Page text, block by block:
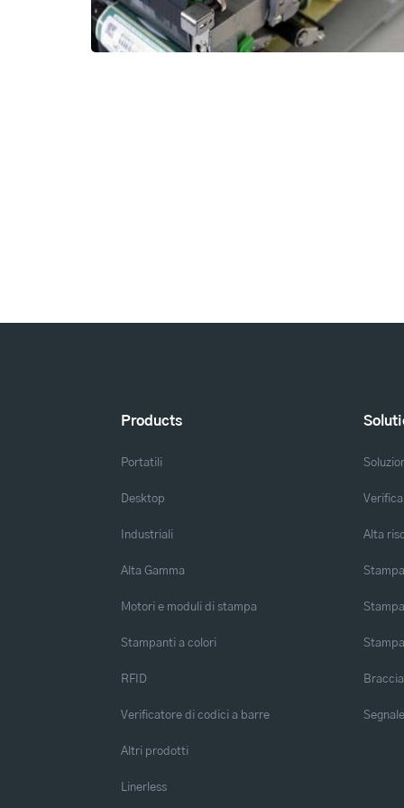
Products
Portatili
Desktop
Industriali
Alta Gamma
Motori e moduli di stampa
Stampanti a colori
RFID
Verificatore di codici a barre
Altri prodotti
Linerless
Alta